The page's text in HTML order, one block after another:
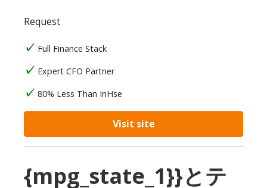
Request
Full Finance Stack
Expert CFO Partner
80% Less Than InHse
Visit site
{mpg_state_1}}とテ